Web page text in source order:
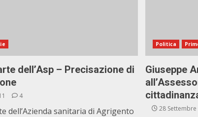
dell’Asp – Precisazione di
4
dell’Azienda sanitaria di Agrigento
Politica
Giuseppe
28 Settembre